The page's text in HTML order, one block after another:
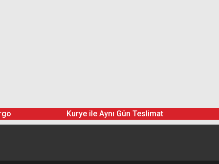
Kurye ile Aynı Gün Teslimat